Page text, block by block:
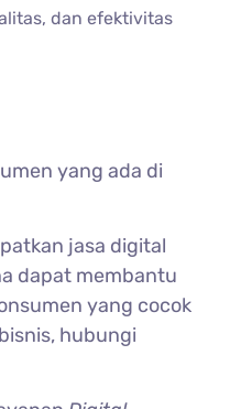
dan efektivitas
yang ada di
jasa digital
dapat membantu
yang cocok
hubungi